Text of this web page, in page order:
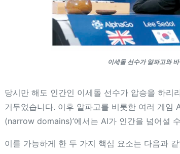
이세돌 선수가 알파고와
당시만 해도 인간인 이세돌 선수가 압승을 하리
거두었습니다. 이후 알파고를 비롯한 여러 게임
(narrow domains)’에서는 AI가 인간을 넘어설
이를 가능하게 한 두 가지 핵심 요소는 다음과